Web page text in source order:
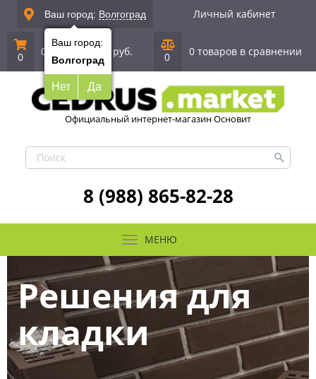
Ваш город: Волгоград
Ваш город:
Волгоград
Нет Да
Личный кабинет
0 0 позиций | 0 руб. 0 0 товаров в сравнении
Официальный интернет-магазин Основит
8 (988) 865-82-28
МЕНЮ
Решения для
кладки